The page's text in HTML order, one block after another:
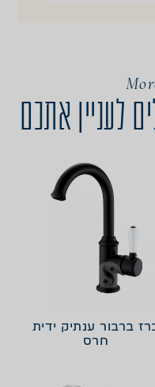
לעניין אתכם
ברבור ענתיק ידית
חרס